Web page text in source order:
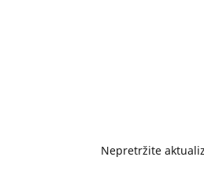
Nepretržite